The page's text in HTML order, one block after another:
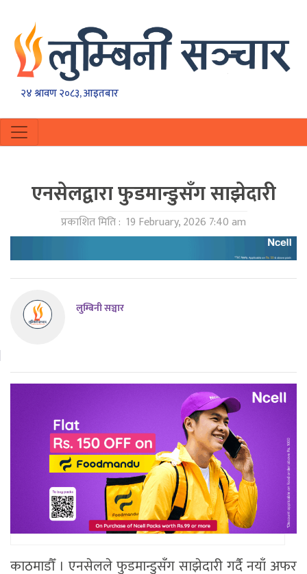
२४ श्रावण २०८३, आइतबार
एनसेलद्वारा फुडमान्डुसँग साझेदारी
प्रकाशित मिति : 19 February, 2026 7:40 am
लुम्बिनी सञ्चार
काठमाडौँ । एनसेलले फुडमान्डुसँग साझेदारी गर्दै नयाँ अफर